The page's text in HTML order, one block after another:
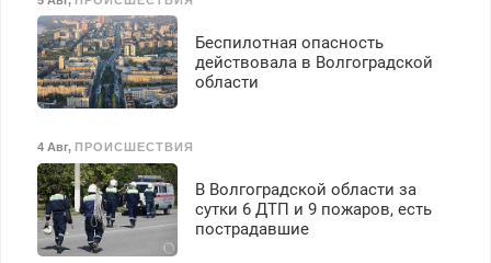
Беспилотная опасность
действовала в Волгоградской
области
4 Авг, ПРОИСШЕСТВИЯ
В Волгоградской области за
сутки 6 ДТП и 9 пожаров, есть
пострадавшие